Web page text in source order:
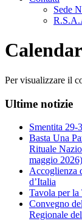
Sede
Per visualizzare il
Ultime notizie
Smentita
Basta Una
Rituale
maggio 2026)
Accoglienza
d’Italia
Tavola per
Convegno
Regionale